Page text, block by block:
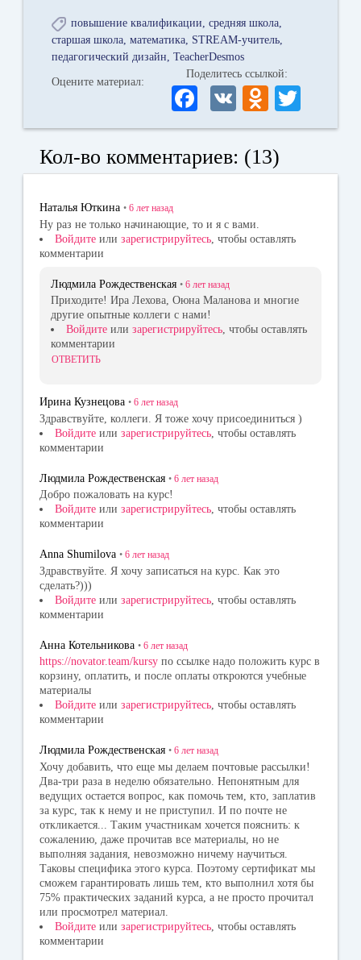
повышение квалификации
средняя школа
старшая школа математика STREAM-учитель
педагогический дизайн
TeacherDesmos
Оцените материал:
Поделитесь ссылкой:
Fa
ce
bo
ok
V
K
O
dn
ok
la
ki
wi
r
Кол-во комментариев: (13)
Наталья Юткина • 6 лет назад
Ну раз не только начинающие, то и я с вами.
Войдите или зарегистрируйтесь , чтобы оставлять
комментарии
Людмила Рождественская • 6 лет назад
Приходите! Ира Лехова, Оюна Маланова и многие
другие опытные коллеги с нами!
Войдите или зарегистрируйтесь, чтобы оставлять
комментарии
ОТВЕТИТЬ
Ирина Кузнецова • 6 лет назад
Здравствуйте, коллеги. Я тоже хочу присоединиться )
Войдите или зарегистрируйтесь , чтобы оставлять
комментарии
Людмила Рождественская • 6 лет назад
Добро пожаловать на курс!
Войдите или зарегистрируйтесь, чтобы оставлять
комментарии
Anna Shumilova • 6 лет назад
Здравствуйте. Я хочу записаться на курс. Как это
сделать?)))
Войдите или зарегистрируйтесь , чтобы оставлять
комментарии
Анна Котельникова • 6 лет назад
https://novator.team/kursy по ссылке надо положить курс в
корзину, оплатить, и после оплаты откроются учебные
материалы
Войдите или зарегистрируйтесь, чтобы оставлять
комментарии
Людмила Рождественская • 6 лет назад
Хочу добавить, что еще мы делаем почтовые рассылки!
Два-три раза в неделю обязательно. Непонятным для
ведущих остается вопрос, как помочь тем, кто, заплатив
за курс, так к нему и не приступил. И по почте не
откликается... Таким участникам хочется пояснить: к
сожалению, даже прочитав все материалы, но не
выполняя задания, невозможно ничему научиться.
Таковы специфика этого курса. Поэтому сертификат мы
сможем гарантировать лишь тем, кто выполнил хотя бы
75% практических заданий курса, а не просто прочитал
или просмотрел материал.
Войдите или зарегистрируйтесь , чтобы оставлять
комментарии